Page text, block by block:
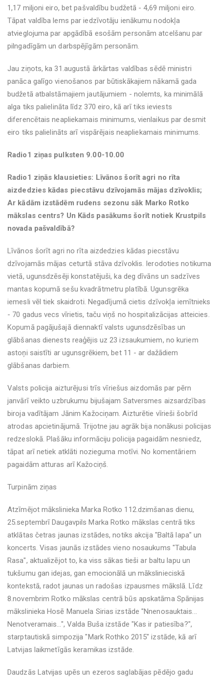
1,17 miljoni eiro, bet pašvaldību budžetā - 4,69 miljoni eiro.
Tāpat valdība lems par iedzīvotāju ienākumu nodokļa
atvieglojuma par apgādībā esošām personām atcelšanu par
pilngadīgām un darbspējīgām personām.
Jau ziņots, ka 31.augustā ārkārtas valdības sēdē ministri
panāca galīgo vienošanos par būtiskākajiem nākamā gada
budžetā atbalstāmajiem jautājumiem - nolemts, ka minimālā
alga tiks palielināta līdz 370 eiro, kā arī tiks ieviests
diferencētais neapliekamais minimums, vienlaikus par desmit
eiro tiks palielināts arī vispārējais neapliekamais minimums.
Radio1 ziņas pulksten 9.00-10.00
Radio1 ziņās klausieties: Līvānos šorīt agri no rīta
aizdedzies kādas piecstāvu dzīvojamās mājas dzīvoklis;
Ar kādām izstādēm rudens sezonu sāk Marko Rotko
mākslas centrs? Un Kāds pasākums šorīt notiek Krustpils
novada pašvaldībā?
Līvānos šorīt agri no rīta aizdedzies kādas piecstāvu
dzīvojamās mājas ceturtā stāva dzīvoklis. Ierodoties notikuma
vietā, ugunsdzēsēji konstatējuši, ka deg dīvāns un sadzīves
mantas kopumā sešu kvadrātmetru platībā. Ugunsgrēka
iemesli vēl tiek skaidroti. Negadījumā cietis dzīvokļa iemītnieks
- 70 gadus vecs vīrietis, taču viņš no hospitalizācijas atteicies.
Kopumā pagājušajā diennaktī valsts ugunsdzēsības un
glābšanas dienests reaģējis uz 23 izsaukumiem, no kuriem
astoņi saistīti ar ugunsgrēkiem, bet 11 - ar dažādiem
glābšanas darbiem.
Valsts policija aizturējusi trīs vīriešus aizdomās par pērn
janvārī veikto uzbrukumu bijušajam Satversmes aizsardzības
biroja vadītājam Jānim Kažociņam. Aizturētie vīrieši šobrīd
atrodas apcietinājumā. Trijotne jau agrāk bija nonākusi policijas
redzeslokā. Plašāku informāciju policija pagaidām nesniedz,
tāpat arī netiek atklāti nozieguma motīvi. No komentāriem
pagaidām atturas arī Kažociņš.
Turpinām ziņas
Atzīmējot mākslinieka Marka Rotko 112.dzimšanas dienu,
25.septembrī Daugavpils Marka Rotko mākslas centrā tiks
atklātas četras jaunas izstādes, notiks akcija "Baltā lapa" un
koncerts. Visas jaunās izstādes vieno nosaukums "Tabula
Rasa", aktualizējot to, ka viss sākas tieši ar baltu lapu un
tukšumu gan idejas, gan emocionālā un mākslinieciskā
kontekstā, radot jaunas un radošas izpausmes mākslā. Līdz
8.novembrim Rotko mākslas centrā būs apskatāma Spānijas
mākslinieka Hosē Manuela Sirias izstāde "Nnenosauktais...
Nenotveramais...", Valda Buša izstāde "Kas ir patiesība?",
starptautiskā simpozija "Mark Rothko 2015" izstāde, kā arī
Latvijas laikmetīgās keramikas izstāde.
Daudzās Latvijas upēs un ezeros saglabājas pēdējo gadu